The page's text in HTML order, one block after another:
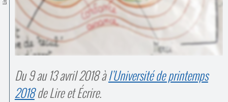
Bienvenue en Belgique
Trouver un lieu d’alphabétisation
Du 9 au 13 avril 2018 àl’Université de printemps
2018de Lire et Écrire.